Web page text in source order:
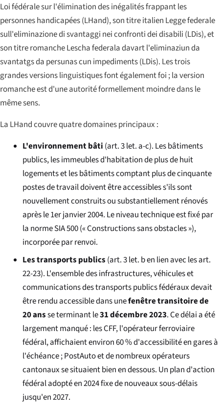
Loi fédérale sur l'élimination des inégalités frappant les
personnes handicapées(LHand), son titre italien Legge federale
sull'eliminazione di svantaggi nei confronti dei disabili (LDis), et
son titre romancheLescha federala davart l'eliminaziun da
svantatgs da persunas cun impediments(LDis). Les trois
grandes versions linguistiques font également foi ; la version
romanche est d'une autorité formellement moindre dans le
même sens.
La LHand couvre quatre domaines principaux :
L'environnement bâti (art. 3 let. a-c). Les bâtiments
publics, les immeubles d'habitation de plus de huit
logements et les bâtiments comptant plus de cinquante
postes de travail doivent être accessibles s'ils sont
nouvellement construits ou substantiellement rénovés
après le 1er janvier 2004. Le niveau technique est fixé par
la norme SIA 500 (« Constructions sans obstacles »),
incorporée par renvoi.
Les transports publics (art. 3 let. b en lien avec les art.
22-23). L'ensemble des infrastructures, véhicules et
communications des transports publics fédéraux devait
être rendu accessible dans unefenêtre transitoire de
20 ansse terminant le31 décembre 2023. Ce délai a été
largement manqué : les CFF, l'opérateur ferroviaire
fédéral, affichaient environ 60 % d'accessibilité en gares à
l'échéance ; PostAuto et de nombreux opérateurs
cantonaux se situaient bien en dessous. Un plan d'action
fédéral adopté en 2024 fixe de nouveaux sous-délais
jusqu'en 2027.